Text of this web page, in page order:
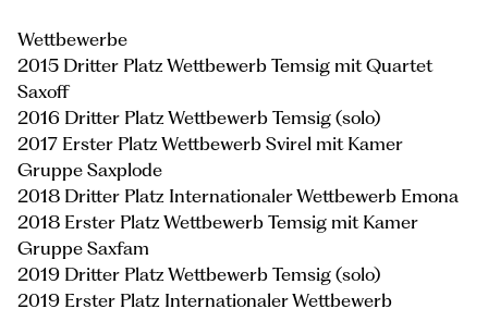
Wettbewerbe
2015 Dritter Platz Wettbewerb Temsig mit Quartet
Saxoff
2016 Dritter Platz Wettbewerb Temsig (solo)
2017 Erster Platz Wettbewerb Svirel mit Kamer
Gruppe Saxplode
2018 Dritter Platz Internationaler Wettbewerb Emona
2018 Erster Platz Wettbewerb Temsig mit Kamer
Gruppe Saxfam
2019 Dritter Platz Wettbewerb Temsig (solo)
2019 Erster Platz Internationaler Wettbewerb